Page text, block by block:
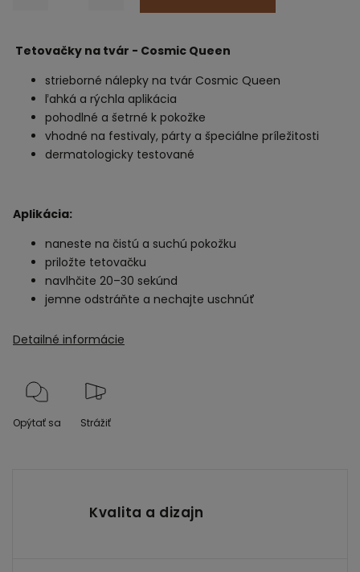
Tetovačky na tvár - Cosmic Queen
strieborné nálepky na tvár Cosmic Queen
ľahká a rýchla aplikácia
pohodlné a šetrné k pokožke
vhodné na festivaly, párty a špeciálne príležitosti
dermatologicky testované
Aplikácia:
naneste na čistú a suchú pokožku
priložte tetovačku
navlhčite 20–30 sekúnd
jemne odstráňte a nechajte uschnúť
Detailné informácie
Opýtať sa Strážiť
Kvalita a dizajn